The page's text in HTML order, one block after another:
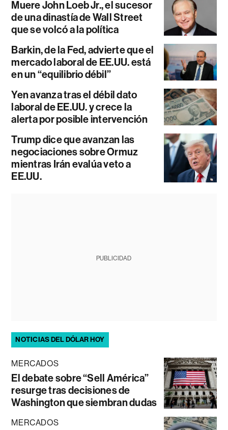
Muere John Loeb Jr., el sucesor
de una dinastía de Wall Street
que se volcó a la política
Barkin, de la Fed, advierte que el
mercado laboral de EE.UU. está
en un “equilibrio débil”
Yen avanza tras el débil dato
laboral de EE.UU. y crece la
alerta por posible intervención
Trump dice que avanzan las
negociaciones sobre Ormuz
mientras Irán evalúa veto a
EE.UU.
PUBLICIDAD
NOTICIAS DEL DÓLAR HOY
MERCADOS
El debate sobre “Sell América”
resurge tras decisiones de
Washington que siembran dudas
MERCADOS